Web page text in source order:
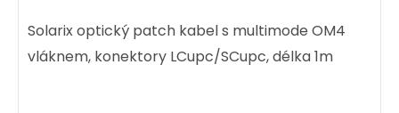
Solarix optický patch kabel s multimode OM4
vláknem, konektory LCupc/SCupc, délka 1m